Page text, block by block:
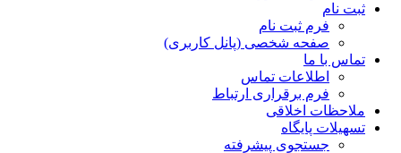
ثبت نام
فرم ثبت نام
صفحه شخصی (پانل کاربری)
تماس با ما
اطلاعات تماس
فرم برقراری ارتباط
ملاحظات اخلاقی
تسهیلات پایگاه
جستجوی پیشرفته